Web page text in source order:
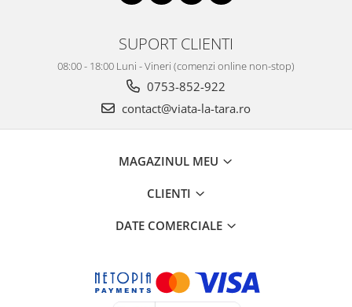
SUPORT CLIENTI
08:00 - 18:00 Luni - Vineri (comenzi online non-stop)
0753-852-922
contact@viata-la-tara.ro
MAGAZINUL MEU
CLIENTI
DATE COMERCIALE